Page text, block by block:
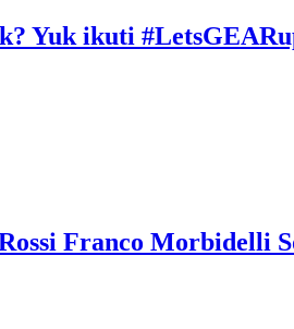
Yuk ikuti
Franco Morbidelli